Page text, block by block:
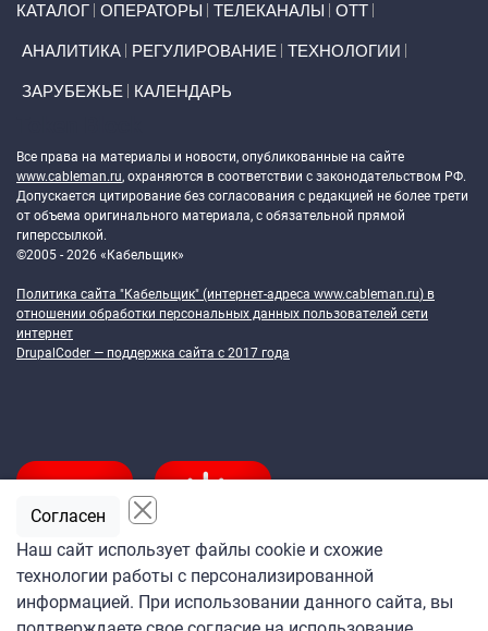
КАТАЛОГ ОПЕРАТОРЫ ТЕЛЕКАНАЛЫ ОТТ
АНАЛИТИКА РЕГУЛИРОВАНИЕ ТЕХНОЛОГИИ
ЗАРУБЕЖЬЕ КАЛЕНДАРЬ
Все права на материалы и новости, опубликованные на сайте
www.cableman.ru, охраняются в соответствии с законодательством РФ.
Допускается цитирование без согласования с редакцией не более трети
от объема оригинального материала, с обязательной прямой
гиперссылкой.
©2005 - 2026 «Кабельщик»
Политика сайта "Кабельщик" (интернет-адреса www.cableman.ru) в
отношении обработки персональных данных пользователей сети
интернет
DrupalCoder — поддержка сайта c 2017 года
Подпишитесь
на ежедневную рассылку
Наш сайт использует файлы cookie и схожие
технологии работы с персонализированной
информацией. При использовании данного сайта, вы
Согласен